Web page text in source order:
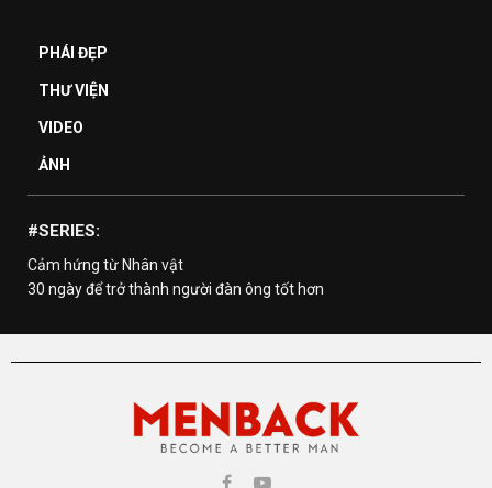
PHÁI ĐẸP
THƯ VIỆN
VIDEO
ẢNH
#SERIES:
Cảm hứng từ Nhân vật
30 ngày để trở thành người đàn ông tốt hơn